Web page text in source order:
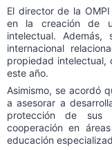
El director de la
en la creación de
intelectual.
internacional
propiedad intelectual,
este año.
Asimismo, se acordó
a asesorar a
protección de sus
cooperación en
educación